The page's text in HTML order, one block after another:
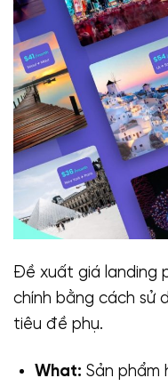
Đề xuất giá landing
chính bằng cách sử
tiêu đề phụ.
What: Sản phẩm